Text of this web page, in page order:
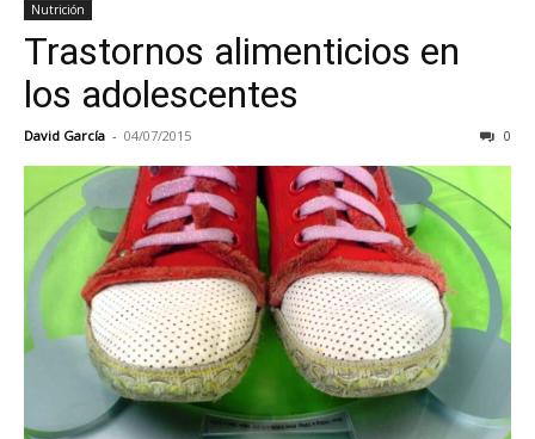
Nutrición
Trastornos alimenticios en
los adolescentes
David García - 04/07/2015 0